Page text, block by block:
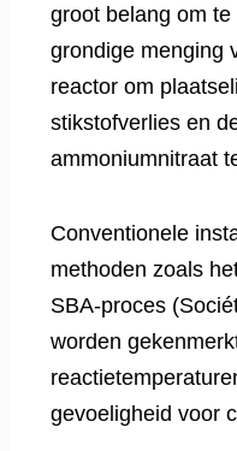
groot belang om
grondige menging
reactor om
stikstofverlies en
ammoniumnitraat
Conventionele
methoden zoals
SBA-proces
worden
gevoeligheid voor